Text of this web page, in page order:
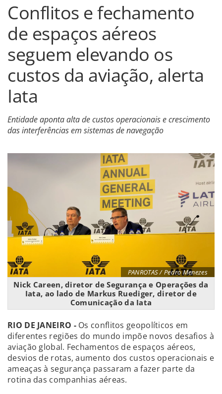
Conflitos e fechamento
de espaços aéreos
seguem elevando os
custos da aviação, alerta
Iata
Entidade aponta alta de custos operacionais e crescimento
das interferências em sistemas de navegação
PANROTAS / Pedro Menezes
Nick Careen, diretor de Segurança e Operações da
Iata, ao lado de Markus Ruediger, diretor de
Comunicação da Iata
RIO DE JANEIRO -Os conflitos geopolíticos em
diferentes regiões do mundo impõe novos desafios à
aviação global. Fechamentos de espaços aéreos,
desvios de rotas, aumento dos custos operacionais e
ameaças à segurança passaram a fazer parte da
rotina das companhias aéreas.